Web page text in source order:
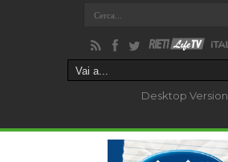
Desktop Version